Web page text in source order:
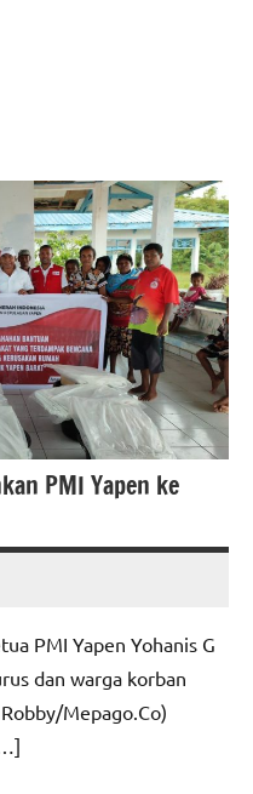
PMI Yapen ke
PMI Yapen Yohanis G
dan warga korban
Mepago.Co)